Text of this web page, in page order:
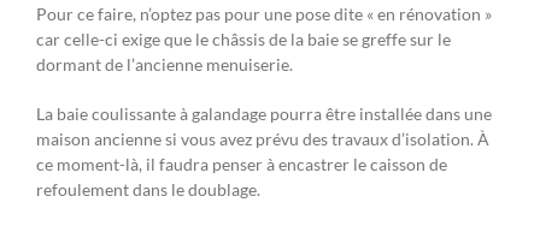
Pour ce faire, n’optez pas pour une pose dite « en rénovation »
car celle-ci exige que le châssis de la baie se greffe sur le
dormant de l’ancienne menuiserie.
La baie coulissante à galandage pourra être installée dans une
maison ancienne si vous avez prévu des travaux d’isolation. À
ce moment-là, il faudra penser à encastrer le caisson de
refoulement dans le doublage.